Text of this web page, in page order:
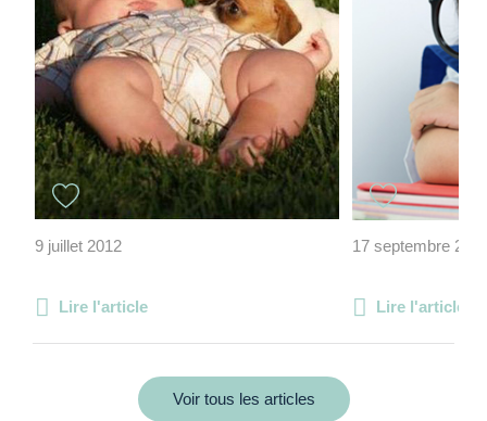
9 juillet 2012
Lire l'article
17 septembre
Lire l'article
Voir tous les articles